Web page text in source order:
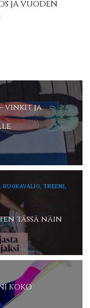
JA VUODEN
vinkit ja
TREENI,
tässä näin
KOKO